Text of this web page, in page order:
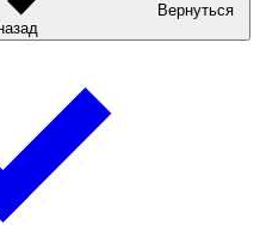
Вернуться